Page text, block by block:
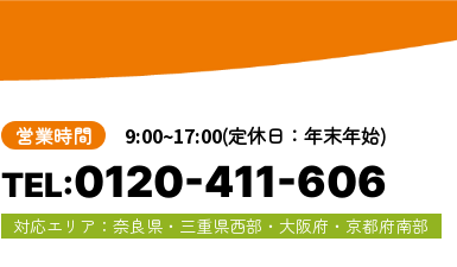
営業時間 9:00~17:00(定休日：年末年始)
TEL:0120-411-606
対応エリア：奈良県・三重県西部・大阪府・京都府南部